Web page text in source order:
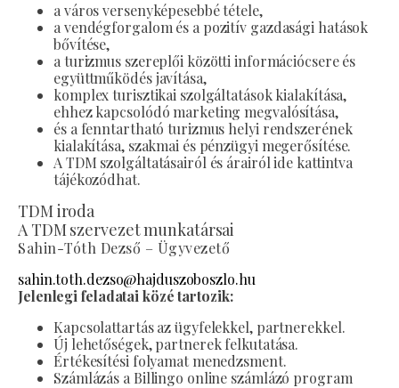
a város versenyképesebbé tétele,
a vendégforgalom és a pozitív gazdasági hatások
bővítése,
a turizmus szereplői közötti információcsere és
együttműködés javítása,
komplex turisztikai szolgáltatások kialakítása,
ehhez kapcsolódó marketing megvalósítása,
és a fenntartható turizmus helyi rendszerének
kialakítása, szakmai és pénzügyi megerősítése.
A TDM szolgáltatásairól és árairól ide kattintva
tájékozódhat.
TDM iroda
A TDM szervezet munkatársai
Sahin-Tóth Dezső – Ügyvezető
sahin.toth.dezso@hajduszoboszlo.hu
Jelenlegi feladatai közé tartozik:
Kapcsolattartás az ügyfelekkel, partnerekkel.
Új lehetőségek, partnerek felkutatása.
Értékesítési folyamat menedzsment.
Számlázás a Billingo online számlázó program